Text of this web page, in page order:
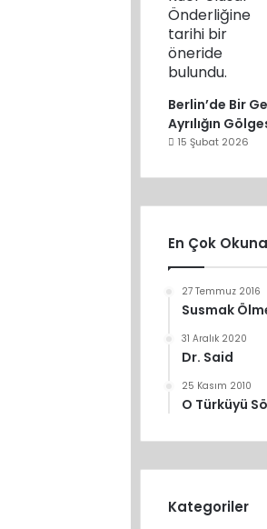
Berlin’de Bir
Ayrılığın
15 Şubat 2026
En Çok
27 Temmuz 2016
Susmak
31 Aralık 2020
Dr. Said
25 Kasım 2010
O Türküyü
Kategoriler